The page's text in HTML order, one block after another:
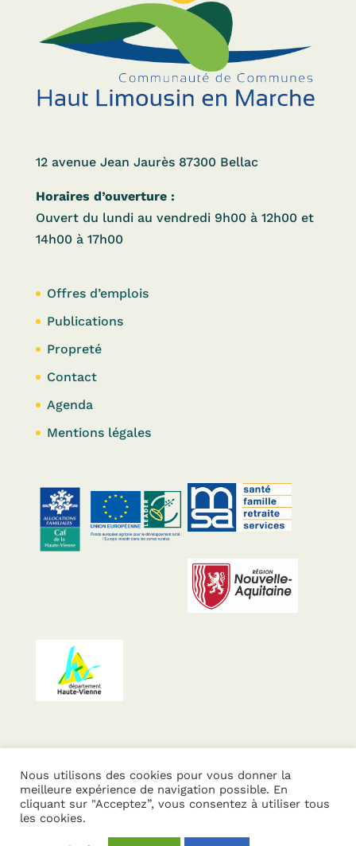
12 avenue Jean Jaurès 87300 Bellac
Horaires d’ouverture :
Ouvert du lundi au vendredi 9h00 à 12h00 et
14h00 à 17h00
Offres d’emplois
Publications
Propreté
Contact
Agenda
Mentions légales
© 2019 —
Limousin en Marche| Conception :
Nous utilisons des cookies pour vous donner la
meilleure expérience de navigation possible. En
cliquant sur "Acceptez”, vous consentez à utiliser tous
les cookies.